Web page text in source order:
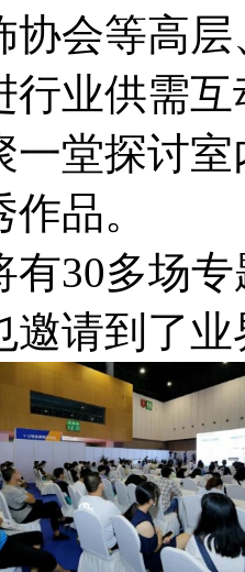
协会等高
行业供需
一堂探讨
品。
有30多场
邀请到了